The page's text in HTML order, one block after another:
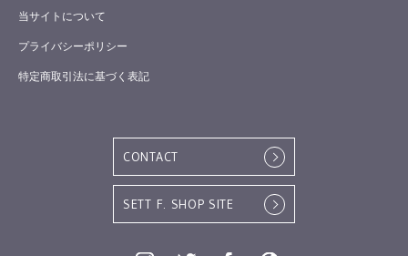
当サイトについて
プライバシーポリシー
特定商取引法に基づく表記
CONTACT
SETT F. SHOP SITE